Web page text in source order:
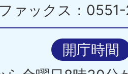
ファックス：
開庁時間